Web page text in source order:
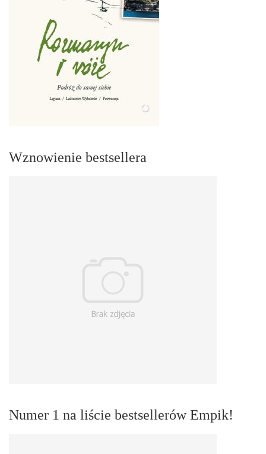
Wznowienie bestsellera
Numer 1 na liście bestsellerów Empik!